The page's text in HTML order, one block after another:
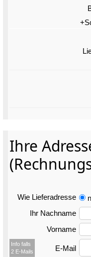
Ihre
Wie Liefer­adresse
Ihr Nachname
Vorname
Info falls
2 E-Mails
E-Mail